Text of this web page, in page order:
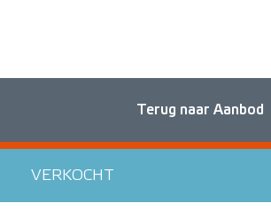
Terug naar Aanbod
VERKOCHT